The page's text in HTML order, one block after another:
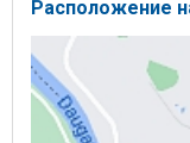
Расположение